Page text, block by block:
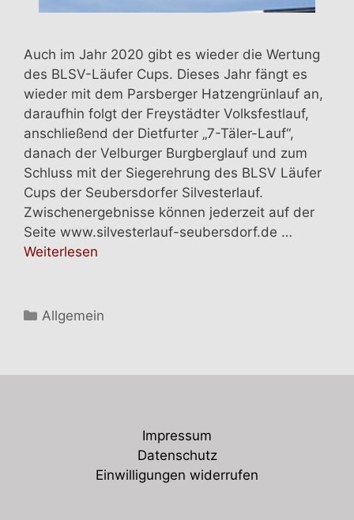
Auch im Jahr 2020 gibt es wieder die Wertung
des BLSV-Läufer Cups. Dieses Jahr fängt es
wieder mit dem Parsberger Hatzengrünlauf an,
daraufhin folgt der Freystädter Volksfestlauf,
anschließend der Dietfurter „7-Täler-Lauf“,
danach der Velburger Burgberglauf und zum
Schluss mit der Siegerehrung des BLSV Läufer
Cups der Seubersdorfer Silvesterlauf.
Zwischenergebnisse können jederzeit auf der
Seite www.silvesterlauf-seubersdorf.de …
Weiterlesen
Kategorien
Allgemein
Impressum
Datenschutz
Einwilligungen widerrufen